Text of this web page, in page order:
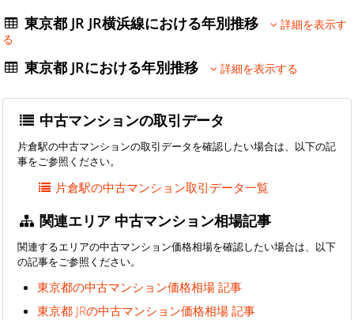
東京都 JR JR横浜線における年別推移
詳細を表示す
る
東京都 JRにおける年別推移 詳細を表示する
中古マンションの取引データ
片倉駅の中古マンションの取引データを確認したい場合は、以下の記
事をご参照ください。
片倉駅の中古マンション取引データ一覧
関連エリア 中古マンション相場記事
関連するエリアの中古マンション価格相場を確認したい場合は、以下
の記事をご参照ください。
東京都の中古マンション価格相場 記事
東京都 JRの中古マンション価格相場 記事